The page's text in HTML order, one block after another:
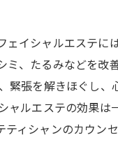
イシャルエステに
、たるみなどを改
張を解きほぐし
ルエステの効果は
ィシャンのカウン